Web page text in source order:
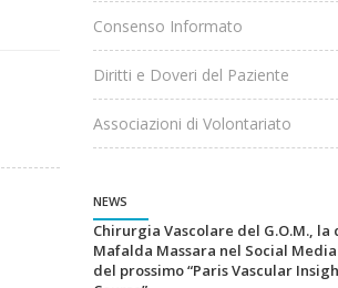
Consenso Informato
Diritti e Doveri del Paziente
Associazioni di Volontariato
NEWS
Chirurgia Vascolare del G.O.M., la
Mafalda Massara nel Social
del prossimo “Paris Vascular